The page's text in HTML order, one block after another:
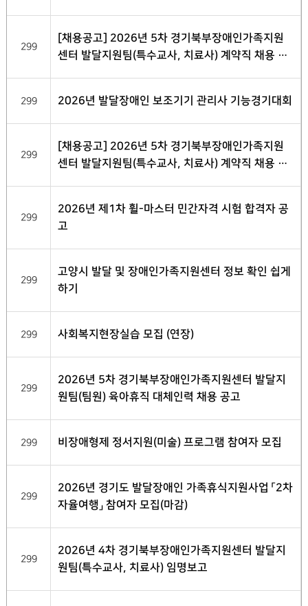
299
[채용공고] 2026년 5차 경기북부장애인가족지원
센터 발달지원팀(특수교사, 치료사) 계약직 채용 최
299 2026년 발달장애인 보조기기 관리사 기능경기대회
299
[채용공고] 2026년 5차 경기북부장애인가족지원
센터 발달지원팀(특수교사, 치료사) 계약직 채용 서
299
2026년 제1차 휠-마스터 민간자격 시험 합격자 공
고
299
고양시 발달 및 장애인가족지원센터 정보 확인 쉽게
하기
299 사회복지현장실습 모집 (연장)
299
2026년 5차 경기북부장애인가족지원센터 발달지
원팀(팀원) 육아휴직 대체인력 채용 공고
299 비장애형제 정서지원(미술) 프로그램 참여자 모집
299
2026년 경기도 발달장애인 가족휴식지원사업 「2차
자율여행」 참여자 모집(마감)
299
2026년 4차 경기북부장애인가족지원센터 발달지
원팀(특수교사, 치료사) 임명보고